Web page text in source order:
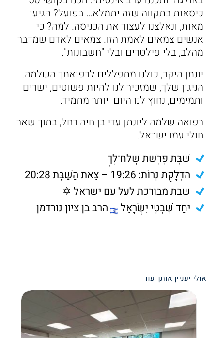
כיסאות בתקווה שזה יתמלא… בפועל? הגיעו
מאות, ונאלצנו לעצור את הכניסה. למה? כי
אנשים צמאים לאמת הזו. צמאים לאדם שמדבר
מהלב, בלי פילטרים ובלי "חשבונות".
יונתן היקר, כולנו מתפללים לרפואתך השלמה.
הניגון שלך, שמזכיר לנו להיות פשוטים, ישרים
ותמימים, נחוץ לנו היום יותר מתמיד.
רפואה שלמה ליונתן עדי בן חיה רחל, בתוך שאר
חולי עמו ישראל.
שַׁבָּת פָּרָשַׁת שְׁלַח־לְךָ
הדְלָקַת נֵרוֹת: 19:26 – צֵאת הַשַּׁבָּת 20:28
שבת מבורכת לעל עם ישראל ✡️
יחַד שִׁבְטֵי יִשְׂרָאֵל
הרב בן ציון נורדמן
אולי יעניין אותך עוד